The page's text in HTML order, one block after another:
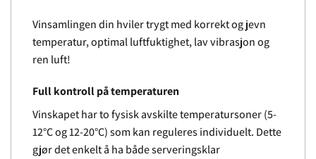
Vinsamlingen din hviler trygt med korrekt og jevn
temperatur, optimal luftfuktighet, lav vibrasjon og
ren luft!
Full kontroll på temperaturen
Vinskapet har to fysisk avskilte temperatursoner (5-
12°C og 12-20°C) som kan reguleres individuelt. Dette
gjør det enkelt å ha både serveringsklar